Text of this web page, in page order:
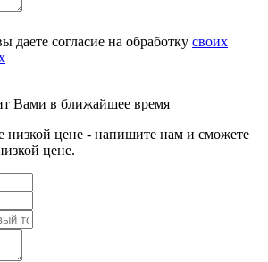
даете согласие на обработку своих
Вами в ближайшее время
низкой цене - напишите нам и сможете
цене.